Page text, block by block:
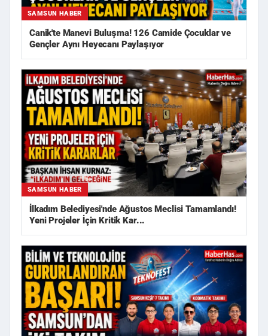
SAMSUN HABER
Canik'te Manevi Buluşma! 126 Camide Çocuklar ve
Gençler Aynı Heyecanı Paylaşıyor
SAMSUN HABER
İlkadım Belediyesi'nde Ağustos Meclisi Tamamlandı!
Yeni Projeler İçin Kritik Kar...